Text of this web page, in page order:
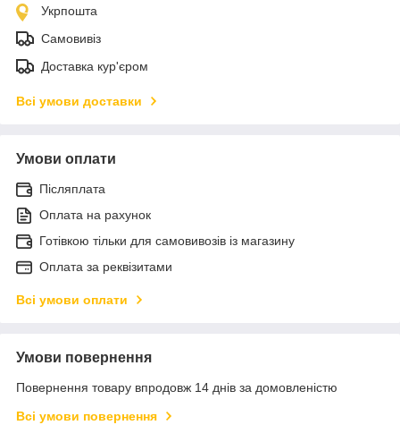
Укрпошта
Самовивіз
Доставка кур'єром
Всі умови доставки
Умови оплати
Післяплата
Оплата на рахунок
Готівкою тільки для самовивозів із магазину
Оплата за реквізитами
Всі умови оплати
Умови повернення
Повернення товару впродовж 14 днів за домовленістю
Всі умови повернення